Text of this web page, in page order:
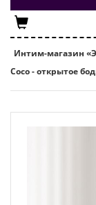
Интим-магазин
Coco - открытое